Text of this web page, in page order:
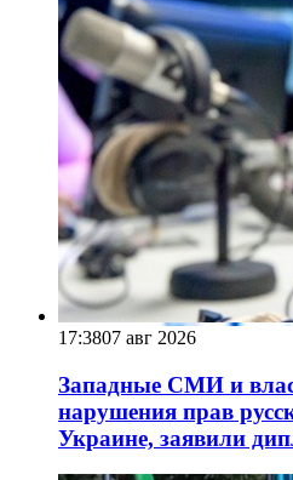
17:3807 авг 2026
Западные СМИ и
нарушения прав
Украине, заявили